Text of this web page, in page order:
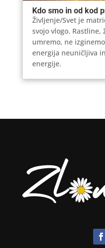
Kdo smo in od kod
Življenje/Svet je
svojo vlogo.
umremo, ne
energija neuničljiva
energije.